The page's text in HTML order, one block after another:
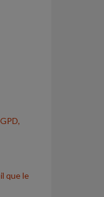
que le